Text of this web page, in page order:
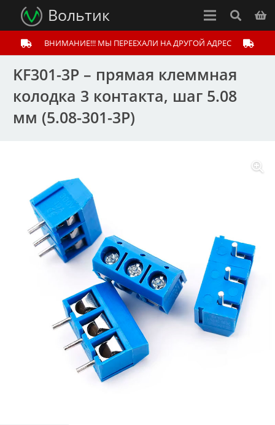
Вольтик
ВНИМАНИЕ!!! МЫ ПЕРЕЕХАЛИ НА ДРУГОЙ АДРЕС
KF301-3P – прямая клеммная
колодка 3 контакта, шаг 5.08
мм (5.08-301-3P)